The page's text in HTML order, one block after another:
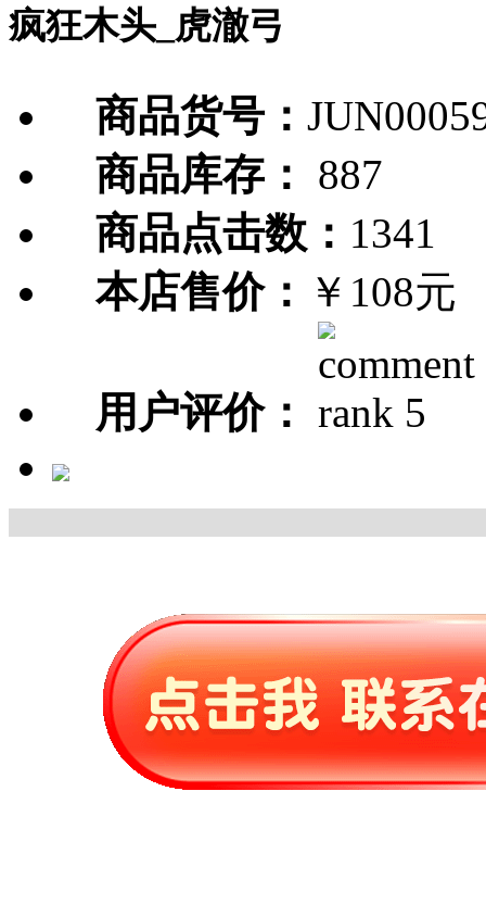
疯狂木头_虎澈弓
商品货号：
商品库存：
887
商品点击数： 1341
本店售价： ￥108元
用户评价：